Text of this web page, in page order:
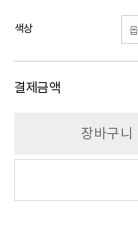
색상
결제금액
장바구니